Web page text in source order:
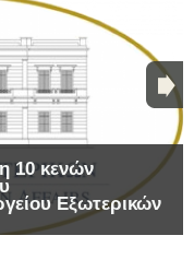
10 κενών
Εξωτερικών